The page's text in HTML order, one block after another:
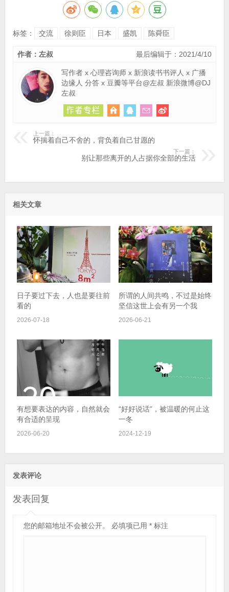
标签： 交流 徐则臣 日本 盛凯 陈舜臣
最后编辑于：2021/4/10
作者：左叔
写作者 x 心理咨询师 x 新浪读书书评人 x 广播
边缘人 分答 x 豆瓣等平台@左叔 新浪微博@DJ
左叔
上一篇：
怀揣着自己不舍的，背负着自己甘愿的
下一篇：
别让那些离开的人占据你全部的生活
相关文章
日子要过下去，人也是要往前
看的
2026-07-18
所谓的人间共鸣，不过是始终
坚信这世上会有另一个我
2026-06-21
有想要表达的内容，自然就会
有合适的呈现
2026-06-20
“好好说话”，被温暖的何止这
一冬
2024-12-19
发表评论
发表回复
您的邮箱地址不会被公开。 必填项已用 *标注